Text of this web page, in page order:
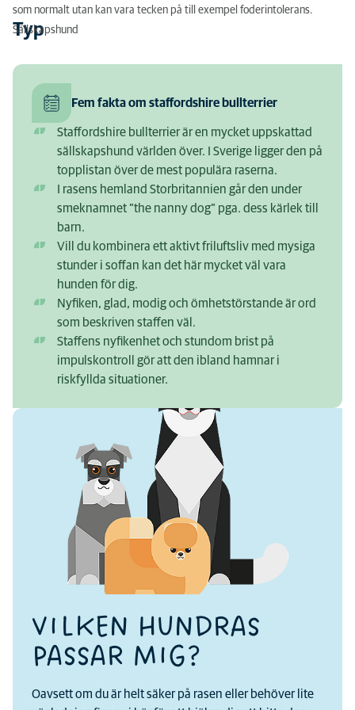
som normalt utan kan vara tecken på till exempel foderintolerans.
Typ
Sällskapshund
Fem fakta om staffordshire bullterrier
Staffordshire bullterrier är en mycket uppskattad
sällskapshund världen över. I Sverige ligger den på
topplistan över de mest populära raserna.
I rasens hemland Storbritannien går den under
smeknamnet ”the nanny dog” pga. dess kärlek till
barn.
Vill du kombinera ett aktivt friluftsliv med mysiga
stunder i soffan kan det här mycket väl vara
hunden för dig.
Nyfiken, glad, modig och ömhetstörstande är ord
som beskriven staffen väl.
Staffens nyfikenhet och stundom brist på
impulskontroll gör att den ibland hamnar i
riskfyllda situationer.
VILKEN HUNDRAS
PASSAR MIG?
Oavsett om du är helt säker på rasen eller behöver lite